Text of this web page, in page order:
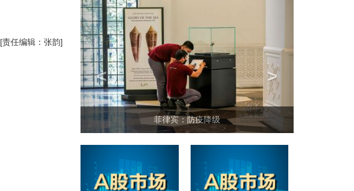
[责任编辑：张韵]
菲律宾：防疫降级
< >